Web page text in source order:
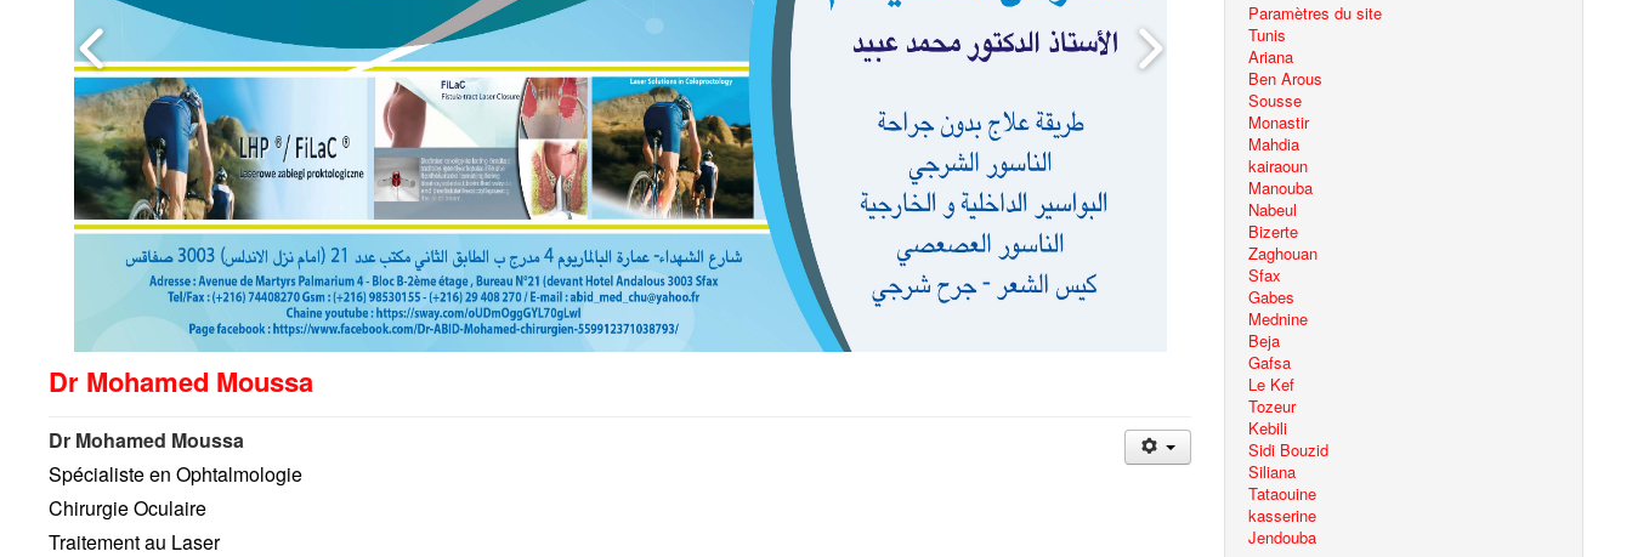
Dr Mohamed Moussa
Dr Mohamed Moussa
Spécialiste en Ophtalmologie
Chirurgie Oculaire
Traitement au Laser
Paramètres du site
Tunis
Ariana
Ben Arous
Sousse
Monastir
Mahdia
kairaoun
Manouba
Nabeul
Bizerte
Zaghouan
Sfax
Gabes
Mednine
Beja
Gafsa
Le Kef
Tozeur
Kebili
Sidi Bouzid
Siliana
Tataouine
kasserine
Jendouba